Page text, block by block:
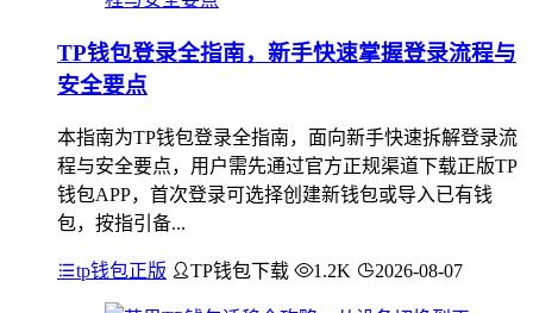
TP钱包登录全指南，新手快速掌握登录流程与
安全要点
本指南为TP钱包登录全指南，面向新手快速拆解登录流
程与安全要点，用户需先通过官方正规渠道下载正版TP
钱包APP，首次登录可选择创建新钱包或导入已有钱
包，按指引备...
tp钱包正版 TP钱包下载 1.2K 2026-08-07